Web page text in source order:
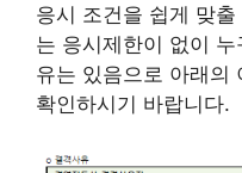
응시 조건을 쉽게 맞
는 응시제한이 없이
유는 있음으로 아래의
확인하시기 바랍니다.